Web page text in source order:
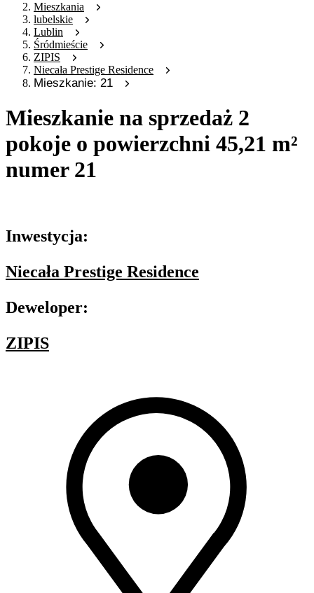
Mieszkania
lubelskie
Lublin
Śródmieście
ZIPIS
Niecała Prestige Residence
Mieszkanie: 21
Mieszkanie na sprzedaż 2
pokoje o powierzchni 45,21 m²
numer 21
Inwestycja:
Niecała Prestige Residence
Deweloper:
ZIPIS